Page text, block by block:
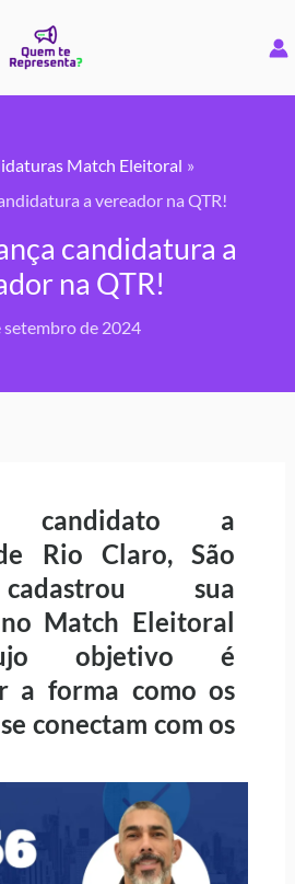
Match Eleitoral
a vereador na QTR!
candidatura a
na QTR!
setembro de 2024
candidato a
Rio Claro, São
sua
Match Eleitoral
objetivo é
a forma como os
conectam com os